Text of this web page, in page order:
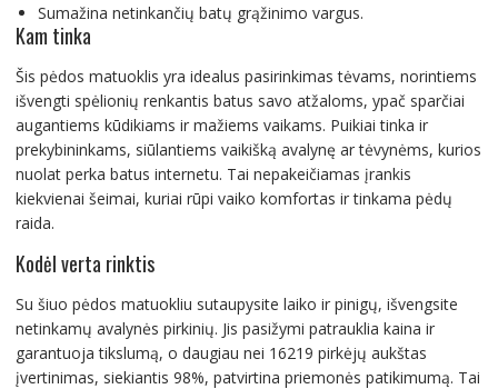
Sumažina netinkančių batų grąžinimo vargus.
Kam tinka
Šis pėdos matuoklis yra idealus pasirinkimas tėvams, norintiems
išvengti spėlionių renkantis batus savo atžaloms, ypač sparčiai
augantiems kūdikiams ir mažiems vaikams. Puikiai tinka ir
prekybininkams, siūlantiems vaikišką avalynę ar tėvynėms, kurios
nuolat perka batus internetu. Tai nepakeičiamas įrankis
kiekvienai šeimai, kuriai rūpi vaiko komfortas ir tinkama pėdų
raida.
Kodėl verta rinktis
Su šiuo pėdos matuokliu sutaupysite laiko ir pinigų, išvengsite
netinkamų avalynės pirkinių. Jis pasižymi patrauklia kaina ir
garantuoja tikslumą, o daugiau nei 16219 pirkėjų aukštas
įvertinimas, siekiantis 98%, patvirtina priemonės patikimumą. Tai